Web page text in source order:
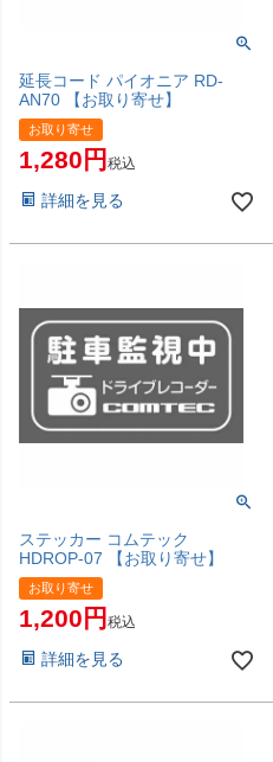
延長コード パイオニア RD-
AN70 【お取り寄せ】
お取り寄せ
1,280 税込
詳細を見る
ステッカー コムテック
HDROP-07 【お取り寄せ】
お取り寄せ
1,200 税込
詳細を見る